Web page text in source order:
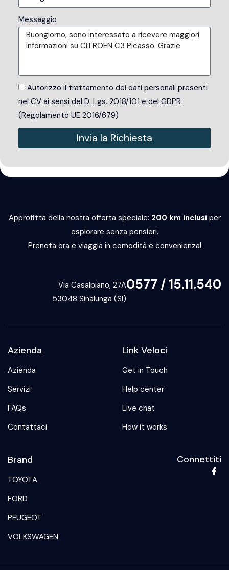
Messaggio
Autorizzo il trattamento dei dati personali presenti
nel CV ai sensi del D. Lgs. 2018/101 e del GDPR
(Regolamento UE 2016/679)
Invia la Richiesta
Approfitta della nostra offerta speciale: 200 km inclusi per
esplorare senza pensieri.
Prenota ora e viaggia in comodità e convenienza!
0577 / 15.11.540
Via Casalpiano, 27A
53048 Sinalunga (SI)
Azienda
Azienda
Servizi
FAQs
Contattaci
Link Veloci
Get in Touch
Help center
Live chat
How it works
Brand
TOYOTA
FORD
PEUGEOT
VOLKSWAGEN
Connettiti